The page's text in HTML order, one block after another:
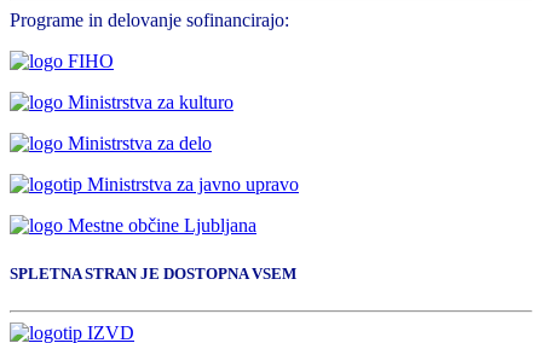
Programe in delovanje sofinancirajo:
SPLETNA STRAN JE DOSTOPNA VSEM